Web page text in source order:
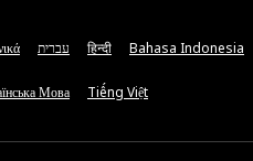
עברית हिन्दी Bahasa Indonesia
Мова Tiếng Việt